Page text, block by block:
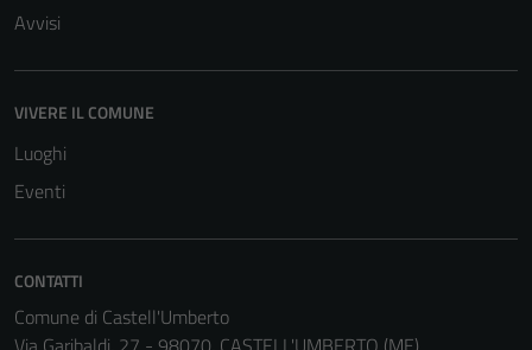
Avvisi
VIVERE IL COMUNE
Luoghi
Eventi
CONTATTI
Comune di Castell'Umberto